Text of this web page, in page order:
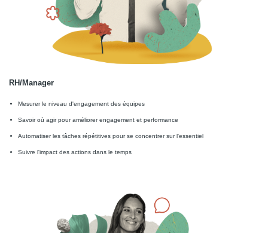
RH/Manager
Mesurer le niveau d'engagement des équipes
Savoir où agir pour améliorer engagement et performance
Automatiser les tâches répétitives pour se concentrer sur l'essentiel
Suivre l'impact des actions dans le temps